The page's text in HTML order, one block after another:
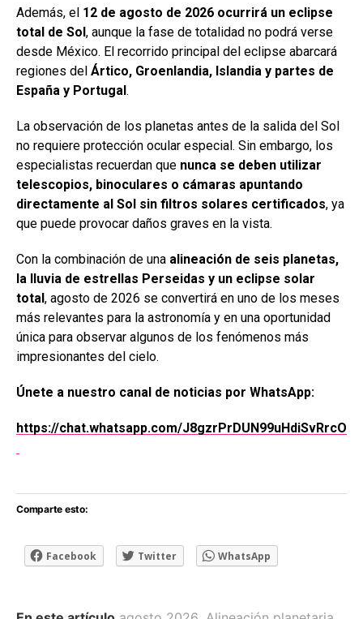
Además, el 12 de agosto de 2026 ocurrirá un eclipse
total de Sol , aunque la fase de totalidad no podrá verse
desde México. El recorrido principal del eclipse abarcará
regiones del Ártico, Groenlandia, Islandia y partes de
España y Portugal .
La observación de los planetas antes de la salida del Sol
no requiere protección ocular especial. Sin embargo, los
especialistas recuerdan que nunca se deben utilizar
telescopios, binoculares o cámaras apuntando
directamente al Sol sin filtros solares certificados, ya
que puede provocar daños graves en la vista.
Con la combinación de una alineación de seis planetas,
la lluvia de estrellas Perseidas y un eclipse solar
total , agosto de 2026 se convertirá en uno de los meses
más relevantes para la astronomía y en una oportunidad
única para observar algunos de los fenómenos más
impresionantes del cielo.
Únete a nuestro canal de noticias por WhatsApp:
https://chat.whatsapp.com/J8gzrPrDUN99uHdiSvRrcO
Comparte esto:
Facebook Twitter WhatsApp